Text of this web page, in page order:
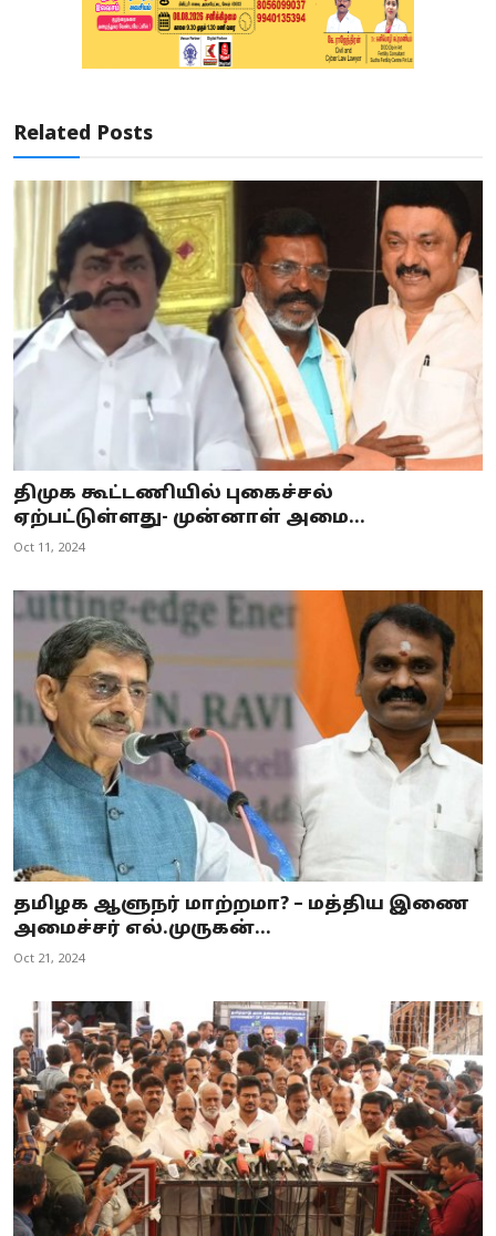
Related Posts
திமுக கூட்டணியில் புகைச்சல்
ஏற்பட்டுள்ளது- முன்னாள் அமை...
Oct 11, 2024
தமிழக ஆளுநர் மாற்றமா? – மத்திய இணை
அமைச்சர் எல்.முருகன்...
Oct 21, 2024